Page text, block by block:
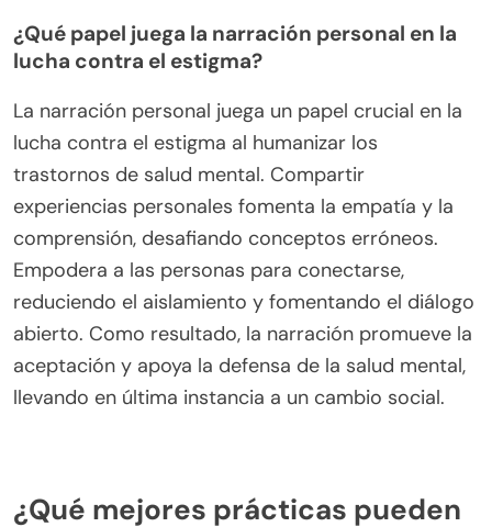
de salud mental y promover el bienestar social.
concienciación reducir el estigma?
Las campañas de educación y concienciación
pueden reducir significativamente el estigma que
rodea a los trastornos de salud mental al fomentar
la comprensión y la empatía. Estas iniciativas
proporcionan información precisa, disipan mitos y
fomentan conversaciones abiertas. Como
resultado, las personas pueden sentirse más
cómodas buscando ayuda, lo cual es crucial para